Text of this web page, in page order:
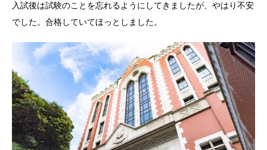
入試後は試験のことを忘れるようにしてきましたが、やはり不安
でした。合格していてほっとしました。